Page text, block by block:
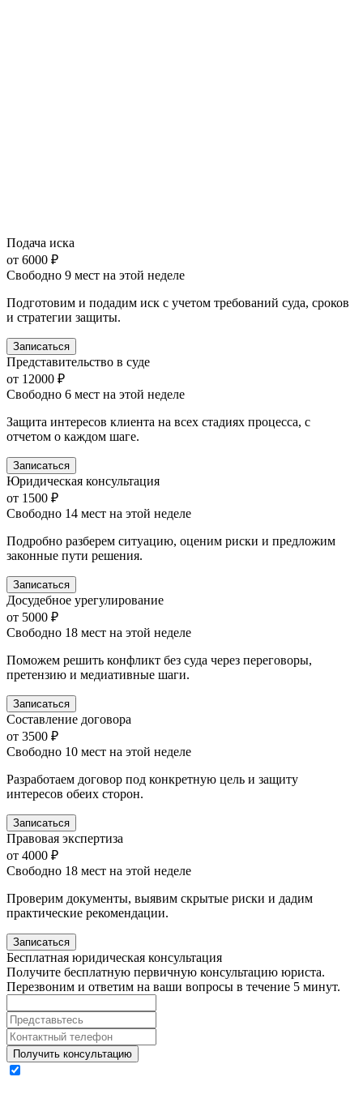
Подача иска
от 6000 ₽
Свободно 9 мест на этой неделе
Подготовим и подадим иск с учетом требований суда, сроков
и стратегии защиты.
Записаться
Представительство в суде
от 12000 ₽
Свободно 6 мест на этой неделе
Защита интересов клиента на всех стадиях процесса, с
отчетом о каждом шаге.
Записаться
Юридическая консультация
от 1500 ₽
Свободно 14 мест на этой неделе
Подробно разберем ситуацию, оценим риски и предложим
законные пути решения.
Записаться
Досудебное урегулирование
от 5000 ₽
Свободно 18 мест на этой неделе
Поможем решить конфликт без суда через переговоры,
претензию и медиативные шаги.
Записаться
Составление договора
от 3500 ₽
Свободно 10 мест на этой неделе
Разработаем договор под конкретную цель и защиту
интересов обеих сторон.
Записаться
Правовая экспертиза
от 4000 ₽
Свободно 18 мест на этой неделе
Проверим документы, выявим скрытые риски и дадим
практические рекомендации.
Записаться
Бесплатная юридическая консультация
Получите бесплатную первичную консультацию юриста.
Перезвоним и ответим на ваши вопросы в течение 5 минут.
Получить консультацию